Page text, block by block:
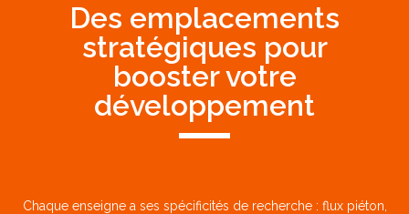
Des emplacements
stratégiques pour
booster votre
développement
Chaque enseigne a ses spécificités de recherche : flux piéton,